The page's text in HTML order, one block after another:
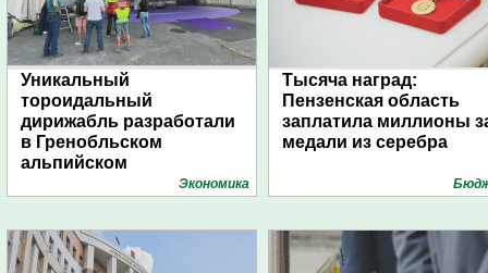
Уникальный
тороидальный
дирижабль разработали
в Гренобльском
альпийском
Экономика
Тысяча наград:
Пензенская область
заплатила миллионы
медали из серебра